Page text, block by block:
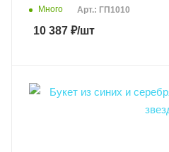
Много Арт.: ГП1010
10 387 ₽/шт